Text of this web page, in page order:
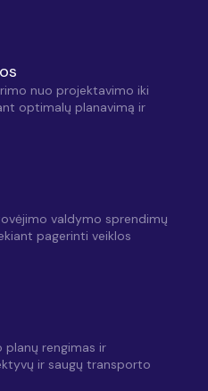
nuo projektavimo iki
optimalų planavimą ir
valdymo sprendimų
pagerinti veiklos
planų rengimas ir
ir saugų transporto